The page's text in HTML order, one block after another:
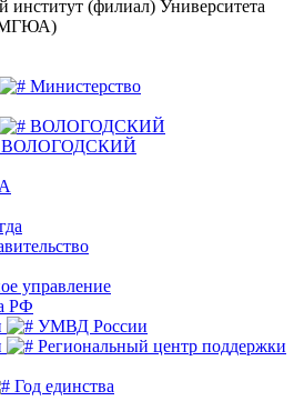
институт (филиал) Университета
Министерство
ВОЛОГОДСКИЙ
ВОЛОГОДСКИЙ
управление
РФ
УМВД России
Региональный центр поддержки
Год единства